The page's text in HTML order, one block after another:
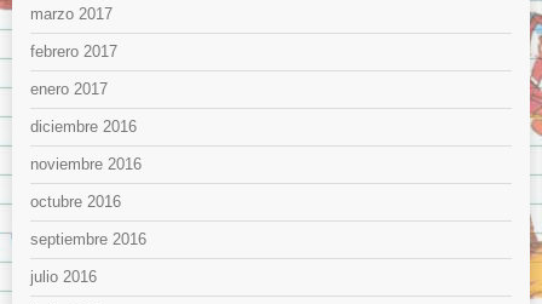
marzo 2017
febrero 2017
enero 2017
diciembre 2016
noviembre 2016
octubre 2016
septiembre 2016
julio 2016